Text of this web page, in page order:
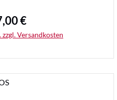
Preis:
€
Versandkosten